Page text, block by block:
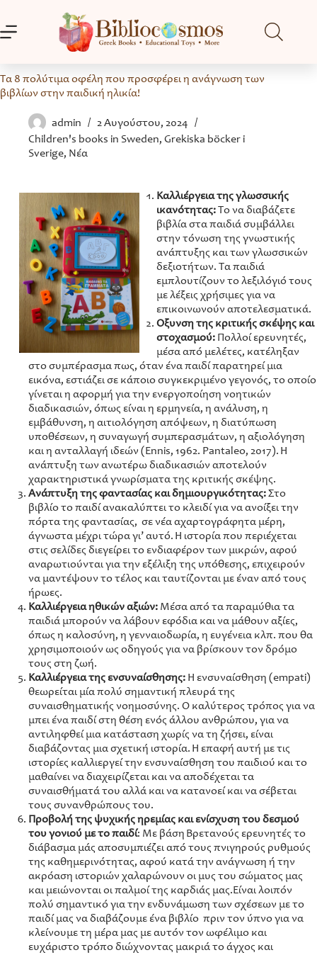
περιεχόμενο
Τα 8 πολύτιμα οφέλη που προσφέρει η ανάγνωση των
βιβλίων στην παιδική ηλικία!
admin
2 Αυγούστου, 2024
Children's books in Sweden, Grekiska böcker i
Sverige, Νέα
Καλλιέργεια της γλωσσικής
ικανότητας:Το να διαβάζετε
βιβλία στα παιδιά συμβάλλει
στην τόνωση της γνωστικής
ανάπτυξης και των γλωσσικών
δεξιοτήτων. Τα παιδιά
εμπλουτίζουν το λεξιλόγιό τους
με λέξεις χρήσιμες για να
επικοινωνούν αποτελεσματικά.
Όξυνση της κριτικής σκέψης και
στοχασμού: Πολλοί ερευνητές,
μέσα από μελέτες, κατέληξαν
στο συμπέρασμα πως, όταν ένα παιδί παρατηρεί μια
εικόνα, εστιάζει σε κάποιο συγκεκριμένο γεγονός, το οποίο
γίνεται η αφορμή για την ενεργοποίηση νοητικών
διαδικασιών, όπως είναι η ερμηνεία, η ανάλυση, η
εμβάθυνση, η αιτιολόγηση απόψεων, η διατύπωση
υποθέσεων, η συναγωγή συμπερασμάτων, η αξιολόγηση
και η ανταλλαγή ιδεών (Ennis, 1962. Pantaleo, 2017). Η
ανάπτυξη των ανωτέρω διαδικασιών αποτελούν
χαρακτηριστικά γνωρίσματα της κριτικής σκέψης.
Ανάπτυξη της φαντασίας και δημιουργικότητας:Στο
βιβλίο το παιδί ανακαλύπτει το κλειδί για να ανοίξει την
πόρτα της φαντασίας, σε νέα αχαρτογράφητα μέρη,
άγνωστα μέχρι τώρα γι’ αυτό. Η ιστορία που περιέχεται
στις σελίδες διεγείρει το ενδιαφέρον των μικρών, αφού
αναρωτιούνται για την εξέλιξη της υπόθεσης, επιχειρούν
να μαντέψουν το τέλος και ταυτίζονται με έναν από τους
ήρωες.
Καλλιέργεια ηθικών αξιών: Μέσα από τα παραμύθια τα
παιδιά μπορούν να λάβουν εφόδια και να μάθουν αξίες,
όπως η καλοσύνη, η γενναιοδωρία, η ευγένεια κλπ. που θα
χρησιμοποιούν ως οδηγούς για να βρίσκουν τον δρόμο
τους στη ζωή.
Καλλιέργεια της ενσυναίσθησης: Η ενσυναίσθηση (empati)
θεωρείται μία πολύ σημαντική πλευρά της
συναισθηματικής νοημοσύνης. Ο καλύτερος τρόπος για να
μπει ένα παιδί στη θέση ενός άλλου ανθρώπου, για να
αντιληφθεί μια κατάσταση χωρίς να τη ζήσει, είναι
διαβάζοντας μια σχετική ιστορία. Η επαφή αυτή με τις
ιστορίες καλλιεργεί την ενσυναίσθηση του παιδιού και το
μαθαίνει να διαχειρίζεται και να αποδέχεται τα
συναισθήματά του αλλά και να κατανοεί και να σέβεται
τους συνανθρώπους του.
Προβολή της ψυχικής ηρεμίας και ενίσχυση του δεσμού
του γονιού με το παιδί: Με βάση Βρετανούς ερευνητές το
διάβασμα μάς αποσυμπιέζει από τους πνιγηρούς ρυθμούς
της καθημερινότητας, αφού κατά την ανάγνωση ή την
ακρόαση ιστοριών χαλαρώνουν οι μυς του σώματος μας
και μειώνονται οι παλμοί της καρδιάς μας.Είναι λοιπόν
πολύ σημαντικό για την ενδυνάμωση των σχέσεων με το
παιδί μας να διαβάζουμε ένα βιβλίο πριν τον ύπνο για να
κλείνουμε τη μέρα μας με αυτόν τον ωφέλιμο και
ευχάριστο τρόπο διώχνοντας μακριά το άγχος και